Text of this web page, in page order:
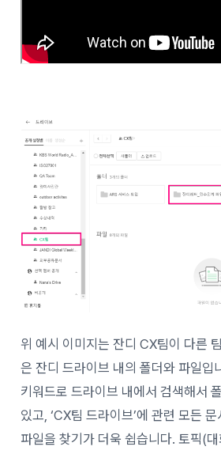
위 예시 이미지는 잔디 CX팀이 다른
은 잔디 드라이브 내의 폴더와 파일입
키워드로 드라이브 내에서 검색해서
있고, ‘CX팀 드라이브’에 관련 모든
파일을 찾기가 더욱 쉽습니다. 토픽(